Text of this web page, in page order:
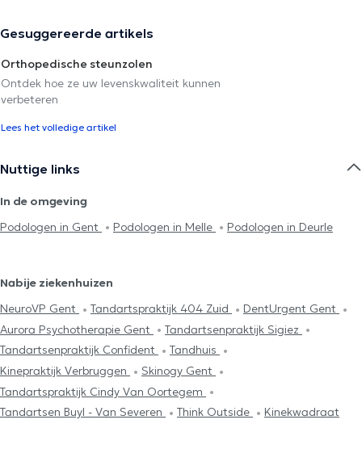
Gesuggereerde artikels
Orthopedische steunzolen
Ontdek hoe ze uw levenskwaliteit kunnen
verbeteren
Lees het volledige artikel
Nuttige links
In de omgeving
Podologen in Gent
Podologen in Melle Podologen in Deurle
Nabije ziekenhuizen
NeuroVP Gent
Tandartspraktijk 404 Zuid
DentUrgent Gent
Aurora Psychotherapie Gent
Tandartsenpraktijk Sigiez
Tandartsenpraktijk Confident
Tandhuis
Kinepraktijk Verbruggen
Skinogy Gent
Tandartspraktijk Cindy Van Oortegem
Tandartsen Buyl - Van Severen
Think Outside Kinekwadraat